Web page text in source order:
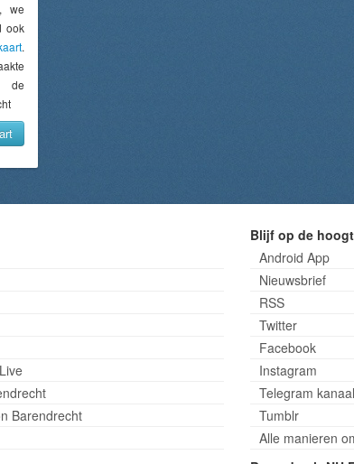
we
ook
.
de
Barendrecht
Blijf op de
Android App
Nieuwsbrief
RSS
Twitter
Facebook
Instagram
Telegram kanaal
Tumblr
Alle manieren